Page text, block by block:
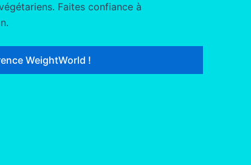
Faites confiance à
WeightWorld !